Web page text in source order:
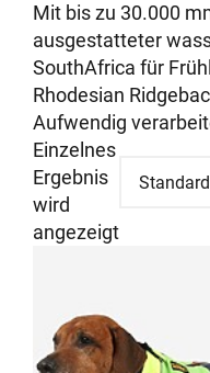
Mit bis zu 30.000
ausgestatteter
SouthAfrica für
Rhodesian
Aufwendig
Einzelnes
Ergebnis
wird
angezeigt